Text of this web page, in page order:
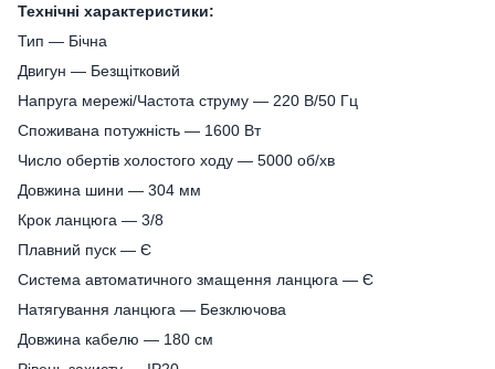
Технічні характеристики:
Тип — Бічна
Двигун ― Безщітковий
Напруга мережі/Частота струму — 220 В/50 Гц
Споживана потужність — 1600 Вт
Число обертів холостого ходу ― 5000 об/хв
Довжина шини — 304 мм
Крок ланцюга — 3/8
Плавний пуск ― Є
Система автоматичного змащення ланцюга ― Є
Натягування ланцюга ― Безключова
Довжина кабелю — 180 см